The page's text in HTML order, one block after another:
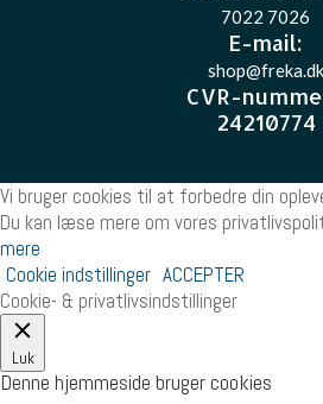
7022 7026
E-mail:
shop@freka.dk
CVR-
24210774
Vi bruger cookies til at forbedre din
Du kan læse mere om vores
mere
Cookie indstillinger ACCEPTER
Cookie- & privatlivsindstillinger
Luk
Denne hjemmeside bruger cookies